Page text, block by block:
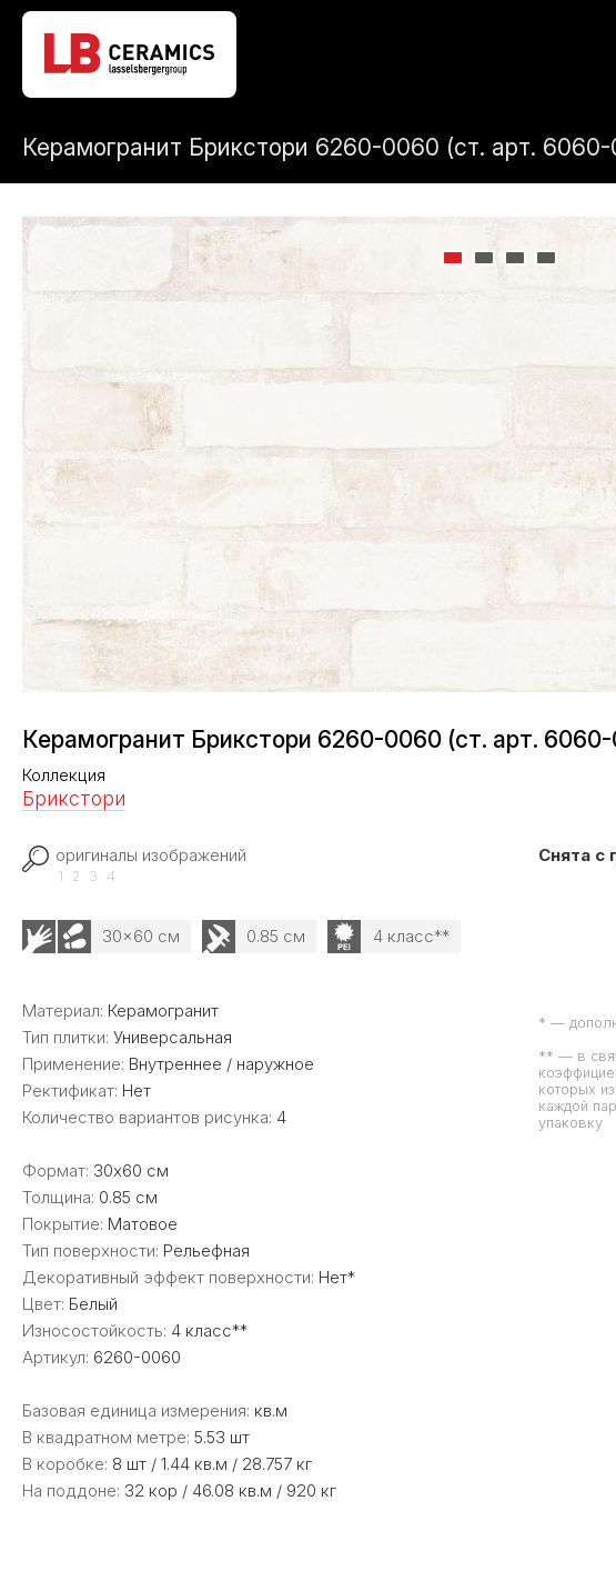
Керамогранит Брикстори 6260-0060 (ст. арт.
Керамогранит Брикстори 6260-0060 (ст. арт.
Коллекция
Брикстори
оригиналы изображений
1 2 3 4
30x60 см 0.85 см 4 класс**
Снята с
Материал: Керамогранит
Тип плитки: Универсальная
Применение: Внутреннее / наружное
Ректификат: Нет
Количество вариантов рисунка: 4
Формат: 30x60 см
Толщина: 0.85 см
Покрытие: Матовое
Тип поверхности: Рельефная
Декоративный эффект поверхности: Нет*
Цвет: Белый
Износостойкость: 4 класс**
Артикул: 6260-0060
Базовая единица измерения: кв.м
В квадратном метре: 5.53 шт
В коробке: 8 шт / 1.44 кв.м / 28.757 кг
На поддоне: 32 кор / 46.08 кв.м / 920 кг
* —
** — в
которых
каждой
упаковку